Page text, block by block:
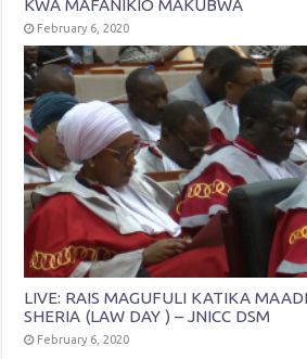
KWA MAFANIKIO MAKUBWA
February 6, 2020
LIVE: RAIS MAGUFULI KATIKA
SHERIA (LAW DAY ) – JNICC DSM
February 6, 2020